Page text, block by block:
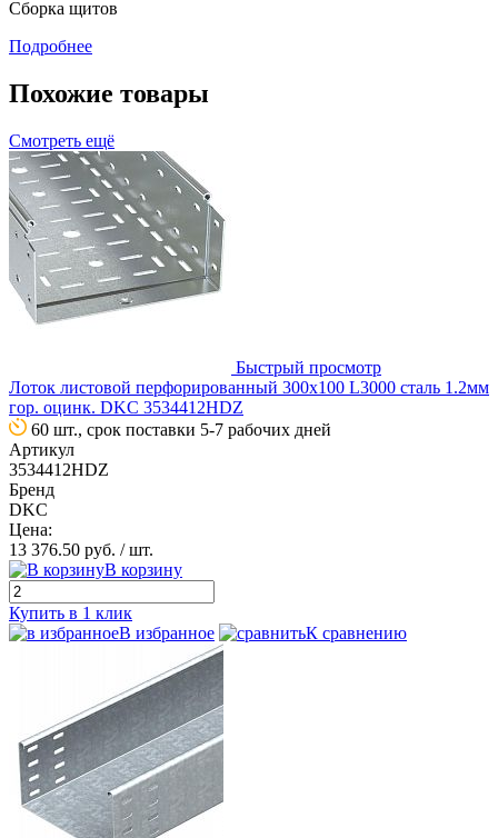
Сборка щитов
Подробнее
Похожие товары
Смотреть ещё
Быстрый просмотр
Лоток листовой перфорированный 300х100 L3000 сталь 1.2мм
гор. оцинк. DKC 3534412HDZ
60 шт., срок поставки 5-7 рабочих дней
Артикул
3534412HDZ
Бренд
DKC
Цена:
13 376.50 руб. / шт.
В корзину
Купить в 1 клик
В избранное
К сравнению